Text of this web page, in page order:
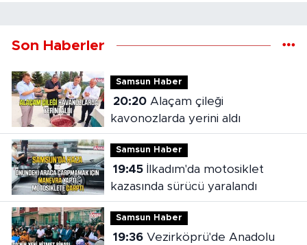
Son Haberler
Samsun Haber
20:20Alaçam çileği
kavonozlarda yerini aldı
Samsun Haber
19:45İlkadım'da motosiklet
kazasında sürücü yaralandı
Samsun Haber
19:36Vezirköprü'de Anadolu